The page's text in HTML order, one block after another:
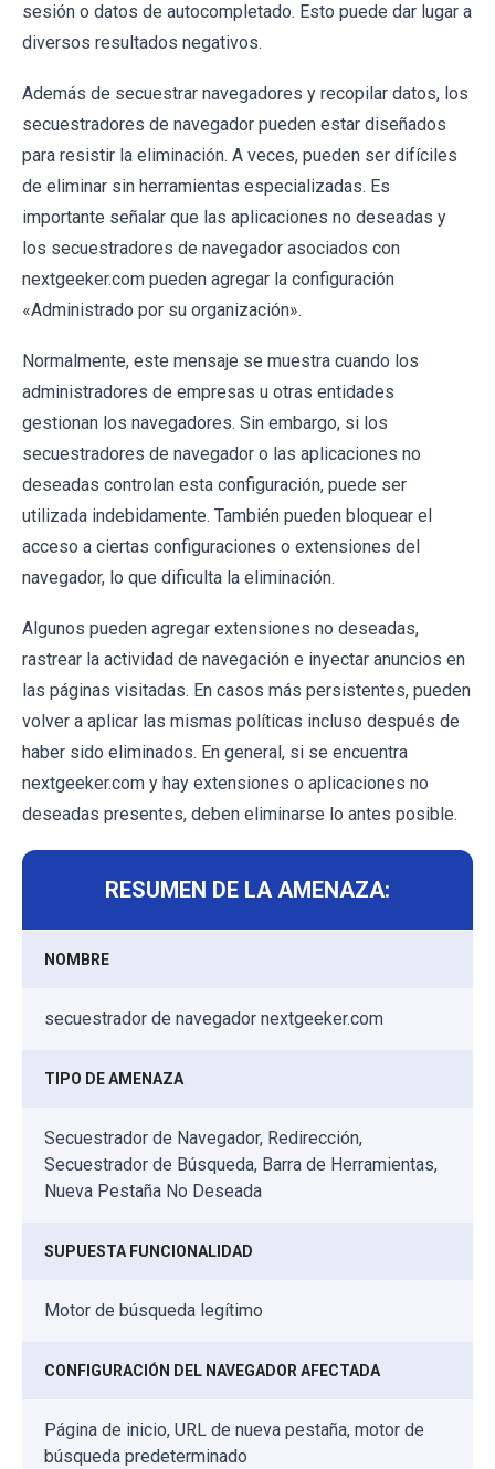
sesión o datos de autocompletado. Esto puede dar lugar a
diversos resultados negativos.
Además de secuestrar navegadores y recopilar datos, los
secuestradores de navegador pueden estar diseñados
para resistir la eliminación. A veces, pueden ser difíciles
de eliminar sin herramientas especializadas. Es
importante señalar que las aplicaciones no deseadas y
los secuestradores de navegador asociados con
nextgeeker.com pueden agregar la configuración
«Administrado por su organización».
Normalmente, este mensaje se muestra cuando los
administradores de empresas u otras entidades
gestionan los navegadores. Sin embargo, si los
secuestradores de navegador o las aplicaciones no
deseadas controlan esta configuración, puede ser
utilizada indebidamente. También pueden bloquear el
acceso a ciertas configuraciones o extensiones del
navegador, lo que dificulta la eliminación.
Algunos pueden agregar extensiones no deseadas,
rastrear la actividad de navegación e inyectar anuncios en
las páginas visitadas. En casos más persistentes, pueden
volver a aplicar las mismas políticas incluso después de
haber sido eliminados. En general, si se encuentra
nextgeeker.com y hay extensiones o aplicaciones no
deseadas presentes, deben eliminarse lo antes posible.
RESUMEN DE LA AMENAZA:
NOMBRE
secuestrador de navegador nextgeeker.com
TIPO DE AMENAZA
Secuestrador de Navegador, Redirección,
Secuestrador de Búsqueda, Barra de Herramientas,
Nueva Pestaña No Deseada
SUPUESTA FUNCIONALIDAD
Motor de búsqueda legítimo
CONFIGURACIÓN DEL NAVEGADOR AFECTADA
Página de inicio, URL de nueva pestaña, motor de
búsqueda predeterminado